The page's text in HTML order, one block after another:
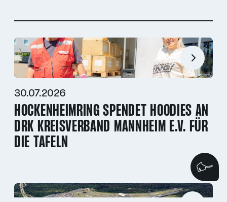
30.07.2026
HOCKENHEIMRING SPENDET HOODIES AN
DRK KREISVERBAND MANNHEIM E.V. FÜR
DIE TAFELN